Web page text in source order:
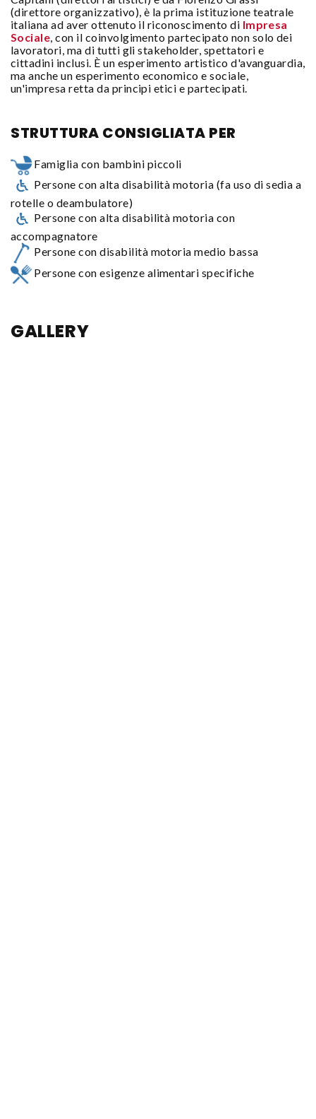
(direttore organizzativo), è la prima istituzione teatrale
italiana ad aver ottenuto il riconoscimento di Impresa
Sociale, con il coinvolgimento partecipato non solo dei
lavoratori, ma di tutti gli stakeholder, spettatori e
cittadini inclusi. È un esperimento artistico d'avanguardia,
ma anche un esperimento economico e sociale,
un'impresa retta da principi etici e partecipati.
STRUTTURA CONSIGLIATA PER
Famiglia con bambini piccoli
Persone con alta disabilità motoria (fa uso di sedia a
rotelle o deambulatore)
Persone con alta disabilità motoria con
accompagnatore
Persone con disabilità motoria medio bassa
Persone con esigenze alimentari specifiche
GALLERY